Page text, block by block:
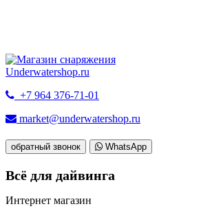
+7 964 376-71-01
market@underwatershop.ru
обратный звонок WhatsApp
Всё для дайвинга
Интернет магазин